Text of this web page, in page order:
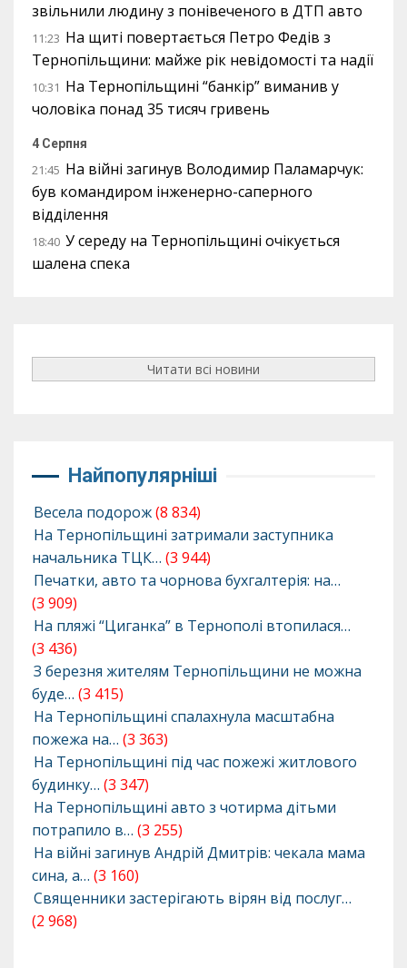
звільнили людину з понівеченого в ДТП авто
11:23 На щиті повертається Петро Федів з
Тернопільщини: майже рік невідомості та надії
10:31 На Тернопільщині “банкір” виманив у
чоловіка понад 35 тисяч гривень
4 Серпня
21:45 На війні загинув Володимир Паламарчук:
був командиром інженерно-саперного
відділення
18:40 У середу на Тернопільщині очікується
шалена спека
Читати всі новини
Найпопулярніші
Весела подорож(8 834)
На Тернопільщині затримали заступника
начальника ТЦК… (3 944)
Печатки, авто та чорнова бухгалтерія: на…
(3 909)
На пляжі “Циганка” в Тернополі втопилася…
(3 436)
З березня жителям Тернопільщини не можна
буде… (3 415)
На Тернопільщині спалахнула масштабна
пожежа на… (3 363)
На Тернопільщині під час пожежі житлового
будинку… (3 347)
На Тернопільщині авто з чотирма дітьми
потрапило в… (3 255)
На війні загинув Андрій Дмитрів: чекала мама
сина, а… (3 160)
Священники застерігають вірян від послуг…
(2 968)